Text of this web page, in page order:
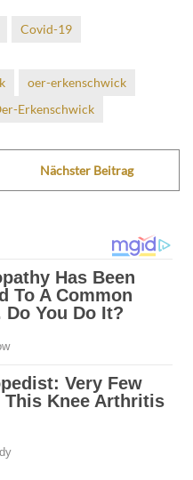
Covid-19
oer-erkenschwick
Erkenschwick
Nächster Beitrag